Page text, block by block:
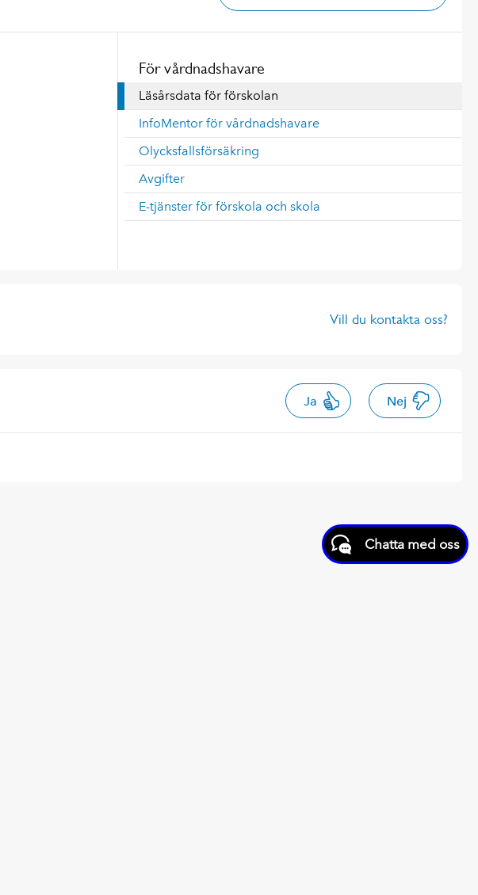
För vårdnadshavare
Läsårsdata för förskolan
InfoMentor för vårdnadshavare
Olycksfallsförsäkring
Avgifter
E-tjänster för förskola och skola
Vill du kontakta oss?
Ja Nej
Chatta med oss